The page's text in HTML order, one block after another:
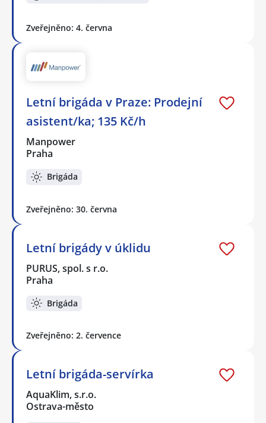
Zveřejněno: 4. června
Letní brigáda v Praze: Prodejní
asistent/ka; 135 Kč/h
Manpower
Praha
Brigáda
Zveřejněno: 30. června
Letní brigády v úklidu
PURUS, spol. s r.o.
Praha
Brigáda
Zveřejněno: 2. července
Letní brigáda-servírka
AquaKlim, s.r.o.
Ostrava-město